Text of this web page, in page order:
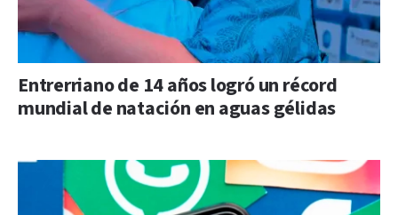
Entrerriano de 14 años logró un récord
mundial de natación en aguas gélidas